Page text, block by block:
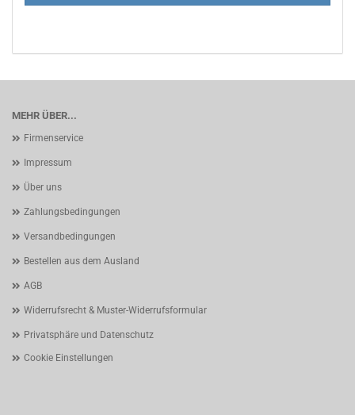
MEHR ÜBER...
Firmenservice
Impressum
Über uns
Zahlungsbedingungen
Versandbedingungen
Bestellen aus dem Ausland
AGB
Widerrufsrecht & Muster-Widerrufsformular
Privatsphäre und Datenschutz
Cookie Einstellungen